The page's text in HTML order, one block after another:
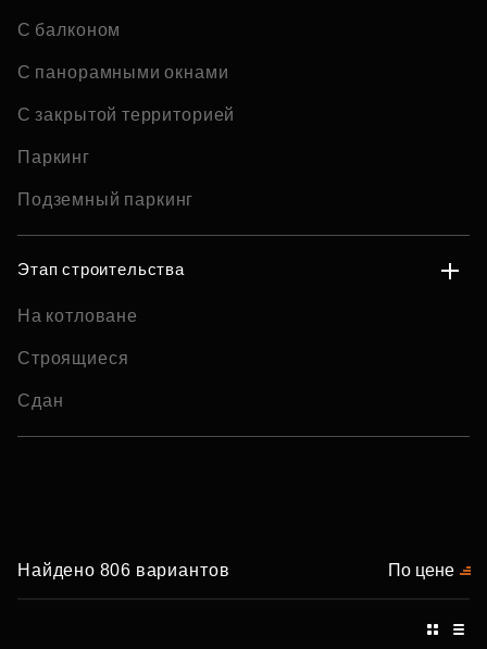
С балконом
С панорамными окнами
С закрытой территорией
Паркинг
Подземный паркинг
Этап строительства
На котловане
Строящиеся
Сдан
Найдено 806 вариантов По цене